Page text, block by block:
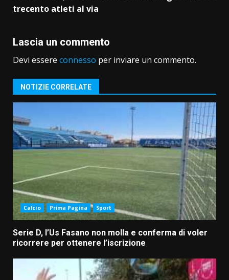
trecento atleti al via
Lascia un commento
Devi essere connesso per inviare un commento.
NOTIZIE CORRELATE
Calcio Prima Pagina Sport
Serie D, l’Us Fasano non molla e conferma di voler
ricorrere per ottenere l’iscrizione